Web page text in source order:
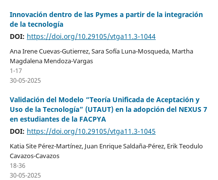
Innovación dentro de las Pymes a partir de la integración
de la tecnología
DOI: https://doi.org/10.29105/vtga11.3-1044
Ana Irene Cuevas-Gutierrez, Sara Sofía Luna-Mosqueda, Martha
Magdalena Mendoza-Vargas
1-17
30-05-2025
Validación del Modelo “Teoría Unificada de Aceptación y
Uso de la Tecnología” (UTAUT) en la adopción del NEXUS 7
en estudiantes de la FACPYA
DOI: https://doi.org/10.29105/vtga11.3-1045
Katia Site Pérez-Martínez, Juan Enrique Saldaña-Pérez, Erik Teodulo
Cavazos-Cavazos
18-36
30-05-2025